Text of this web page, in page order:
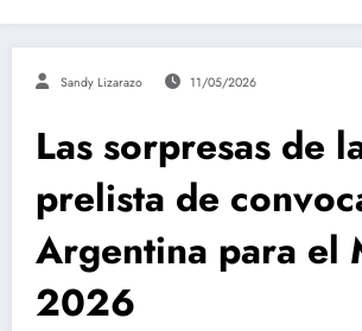
Sandy Lizarazo 11/05/2026
Las sorpresas de
prelista de
Argentina para el
2026